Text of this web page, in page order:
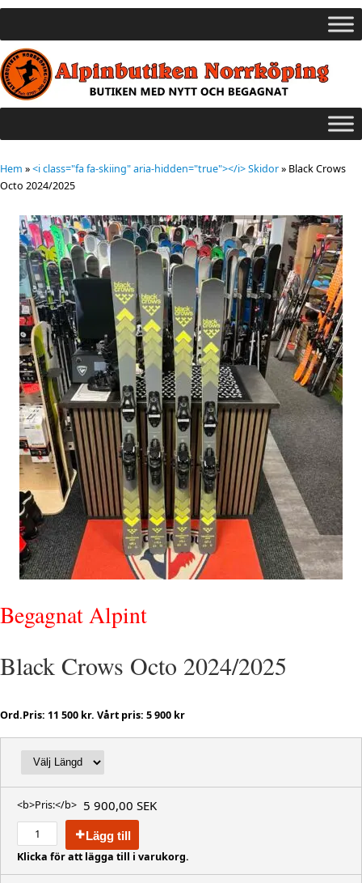
Hem »<i class="fa fa-skiing" aria-hidden="true"></i> Skidor» Black Crows
Octo 2024/2025
Begagnat Alpint
Black Crows Octo 2024/2025
Ord.Pris: 11 500 kr. Vårt pris: 5 900 kr
<b>Pris:</b> 5 900,00 SEK
Lägg till
Klicka för att lägga till i varukorg.